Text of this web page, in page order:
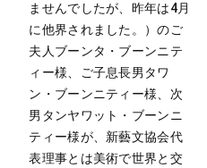
ませんでしたが、昨年は4月
に他界されました。）のご
夫人ブーンタ・ブーンニテ
ィー様、ご子息長男タワ
ン・ブーンニティー様、次
男タンヤワット・ブーンニ
ティー様が、新藝文協会代
表理事とは美術で世界と交